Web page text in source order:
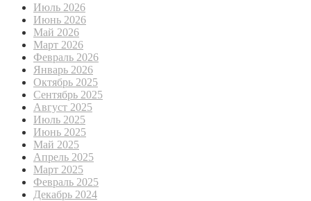
Июль 2026
Июнь 2026
Май 2026
Март 2026
Февраль 2026
Январь 2026
Октябрь 2025
Сентябрь 2025
Август 2025
Июль 2025
Июнь 2025
Май 2025
Апрель 2025
Март 2025
Февраль 2025
Декабрь 2024